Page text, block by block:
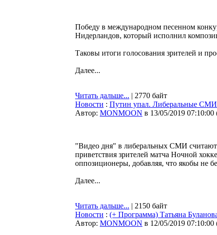
Победу в международном песенном
Нидерландов, который исполнил
Таковы итоги голосования зрителей и
Далее...
Читать дальше... | 2770 байт
Новости : Путин упал. Либеральные СМИ
Автор: MONMOON в 13/05/2019 07:10:00
"Видео дня" в либеральных СМИ
приветствия зрителей матча Ночной
оппозиционеры, добавляя, что якобы не
Далее...
Читать дальше... | 2150 байт
Новости : (+ Программа) Татьяна
Автор: MONMOON в 12/05/2019 07:10:00